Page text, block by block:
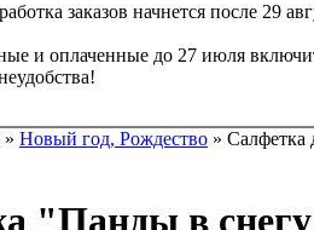
заказов начнется после 29
и оплаченные до 27 июля
» Новый год, Рождество » Салфетка
"Панды в